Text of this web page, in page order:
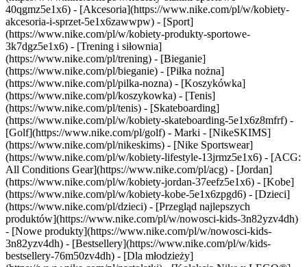
40qgmz5e1x6) - [Akcesoria](https://www.nike.com/pl/w/kobiety-
akcesoria-i-sprzet-5e1x6zawwpw) - [Sport]
(https://www.nike.com/pl/w/kobiety-produkty-sportowe-
3k7dgz5e1x6) - [Trening i siłownia]
(https://www.nike.com/pl/trening) - [Bieganie]
(https://www.nike.com/pl/bieganie) - [Piłka nożna]
(https://www.nike.com/pl/pilka-nozna) - [Koszykówka]
(https://www.nike.com/pl/koszykowka) - [Tenis]
(https://www.nike.com/pl/tenis) - [Skateboarding]
(https://www.nike.com/pl/w/kobiety-skateboarding-5e1x6z8mfrf) -
[Golf](https://www.nike.com/pl/golf) - Marki - [NikeSKIMS]
(https://www.nike.com/pl/nikeskims) - [Nike Sportswear]
(https://www.nike.com/pl/w/kobiety-lifestyle-13jrmz5e1x6) - [ACG:
All Conditions Gear](https://www.nike.com/pl/acg) - [Jordan]
(https://www.nike.com/pl/w/kobiety-jordan-37eefz5e1x6) - [Kobe]
(https://www.nike.com/pl/w/kobiety-kobe-5e1x6zpgd6) - [Dzieci]
(https://www.nike.com/pl/dzieci) - [Przegląd najlepszych
produktów](https://www.nike.com/pl/w/nowosci-kids-3n82yzv4dh)
- [Nowe produkty](https://www.nike.com/pl/w/nowosci-kids-
3n82yzv4dh) - [Bestsellery](https://www.nike.com/pl/w/kids-
bestsellery-76m50zv4dh) - [Dla młodzieży]